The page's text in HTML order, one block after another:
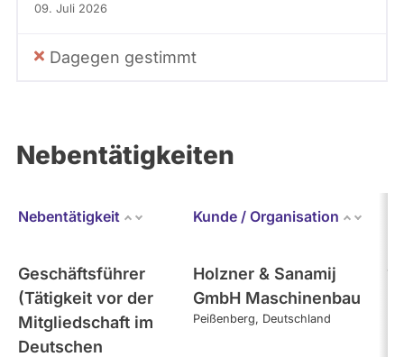
09. Juli 2026
Dagegen gestimmt
Nebentätigkeiten
Nebentätigkeit Kunde / Organisation
Geschäftsführer
(Tätigkeit vor der
Mitgliedschaft im
Deutschen
Holzner & Sanamij
GmbH Maschinenbau
Peißenberg Deutschland